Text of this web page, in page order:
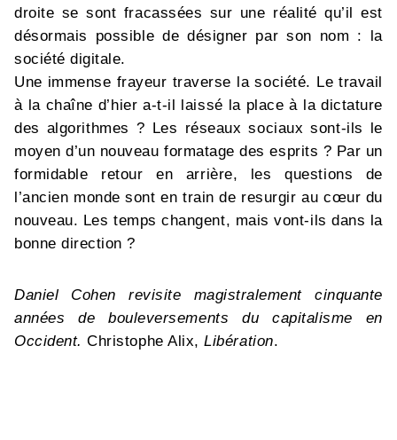
droite se sont fracassées sur une réalité qu’il est
désormais possible de désigner par son nom : la
société digitale.
Une immense frayeur traverse la société. Le travail
à la chaîne d’hier a-t-il laissé la place à la dictature
des algorithmes ? Les réseaux sociaux sont-ils le
moyen d’un nouveau formatage des esprits ? Par un
formidable retour en arrière, les questions de
l’ancien monde sont en train de resurgir au cœur du
nouveau. Les temps changent, mais vont-ils dans la
bonne direction ?
Daniel Cohen revisite magistralement cinquante
années de bouleversements du capitalisme en
Occident.Christophe Alix,Libération.